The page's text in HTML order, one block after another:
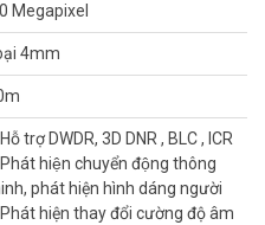
2MP ghi hình sắc nét
nhà như thể bạn đang ở nhà.
ngôi nhà của bạn 24 giờ trong
cả ngày.
tính năng xoay hoàn
H6c Pro 2MP tự động quay quét
Megapixel
4mm
trợ DWDR, 3D DNR , BLC , ICR
hiện chuyển động thông
phát hiện hình dáng người
hiện thay đổi cường độ âm